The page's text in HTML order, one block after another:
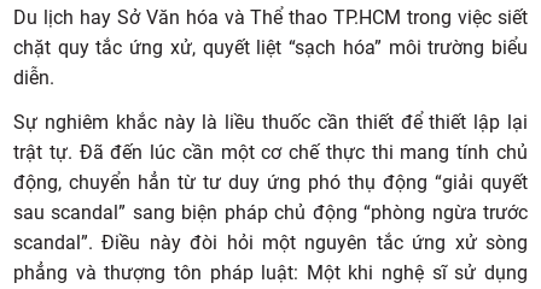
Du lịch hay Sở Văn hóa và Thể thao TP.HCM trong việc siết
chặt quy tắc ứng xử, quyết liệt “sạch hóa” môi trường biểu
diễn.
Sự nghiêm khắc này là liều thuốc cần thiết để thiết lập lại
trật tự. Đã đến lúc cần một cơ chế thực thi mang tính chủ
động, chuyển hẳn từ tư duy ứng phó thụ động “giải quyết
sau scandal” sang biện pháp chủ động “phòng ngừa trước
scandal”. Điều này đòi hỏi một nguyên tắc ứng xử sòng
phẳng và thượng tôn pháp luật: Một khi nghệ sĩ sử dụng